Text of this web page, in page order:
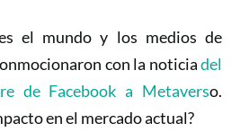
el mundo y los medios de
con la noticiadel
de Facebook a Metaverso.
en el mercado actual?